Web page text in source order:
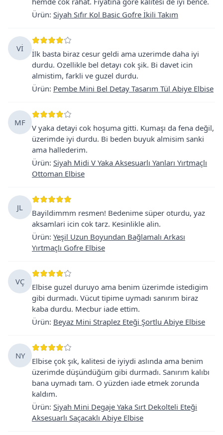
Ürün: Siyah Sıfır Kol Basic Gofre İkili Takım
Vİ
İlk basta biraz cesur geldi ama uzerimde daha iyi
durdu. Ozellikle bel detayı cok şik. Bi davet icin
almistim, farkli ve guzel durdu.
Ürün: Pembe Mini Bel Detay Tasarım Tül Abiye Elbise
MF
V yaka detayi cok hoşuma gitti. Kumaşı da fena değil,
üzerimde iyi durdu. Bi beden buyuk almisim sanki
ama hallederim.
Ürün: Siyah Midi V Yaka Aksesuarlı Yanları Yırtmaçlı
Ottoman Elbise
JL
Bayildimmm resmen! Bedenime süper oturdu, yaz
aksamlari icin cok tarz. Kesinlikle alin.
Ürün: Yeşil Uzun Boyundan Bağlamalı Arkası
Yırtmaçlı Gofre Elbise
VÇ
Elbise guzel duruyo ama benim üzerimde istedigim
gibi durmadı. Vücut tipime uymadı sanırım biraz
kaba durdu. Mecbur iade ettim.
Ürün: Beyaz Mini Straplez Eteği Şortlu Abiye Elbise
NY
Elbise çok şık, kalitesi de iyiydi aslında ama benim
üzerimde düşündüğüm gibi durmadı. Sanırım kalıbı
bana uymadı tam. O yüzden iade etmek zorunda
kaldım.
Ürün: Siyah Mini Degaje Yaka Sırt Dekolteli Eteği
Aksesuarlı Saçacaklı Abiye Elbise